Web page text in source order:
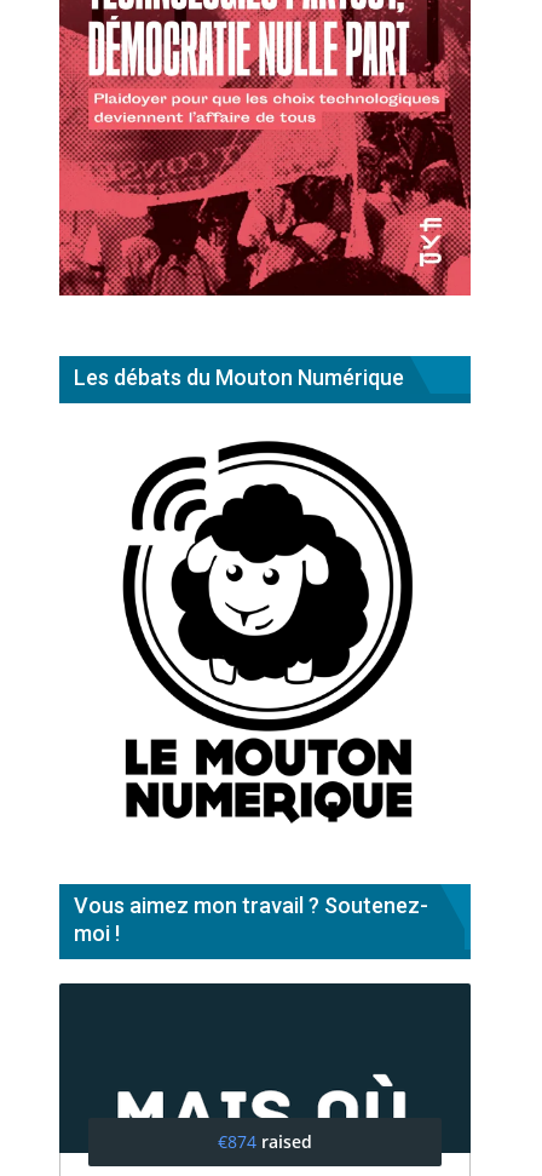
Les débats du Mouton Numérique
Vous aimez mon travail ? Soutenez-
moi !